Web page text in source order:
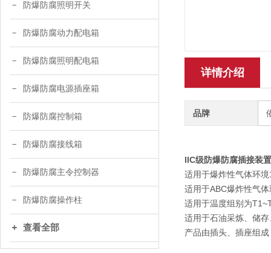
防爆防腐照明开关
防爆防腐动力配电箱
防爆防腐照明配电箱
防爆防腐电源插座箱
防爆防腐控制箱
防爆防腐接线箱
防爆防腐主令控制器
防爆防腐操作柱
查看全部
详情介绍
品牌
IIC级防爆防腐插接装置
适用于爆炸性气体环
适用于ABC爆炸性气
适用于温度组别为
适用于石油采炼、储
产品由插头、插座组成